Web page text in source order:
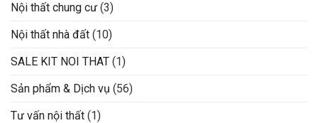
Nội thất chung cư (3)
Nội thất nhà đất (10)
SALE KIT NOI THAT (1)
Sản phẩm & Dịch vụ (56)
Tư vấn nội thất (1)